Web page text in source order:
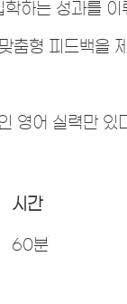
하는 성과를 이
춤형 피드백을
영어 실력만 있
시간
60분